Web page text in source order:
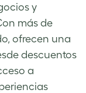
y
más de
ofrecen una
descuentos
a